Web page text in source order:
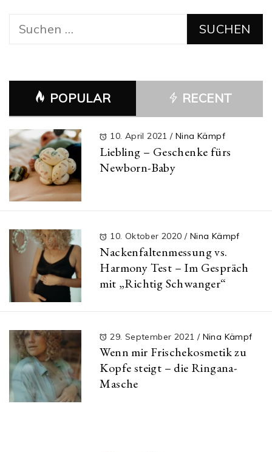
Suchen
POPULAR RECENT
10. April 2021/ Nina Kämpf
Liebling – Geschenke fürs
Newborn-Baby
10. Oktober 2020 / Nina Kämpf
Nackenfaltenmessung vs.
Harmony Test – Im Gespräch
mit „Richtig Schwanger“
29. September 2021 / Nina Kämpf
Wenn mir Frischekosmetik zu
Kopfe steigt – die Ringana-
Masche